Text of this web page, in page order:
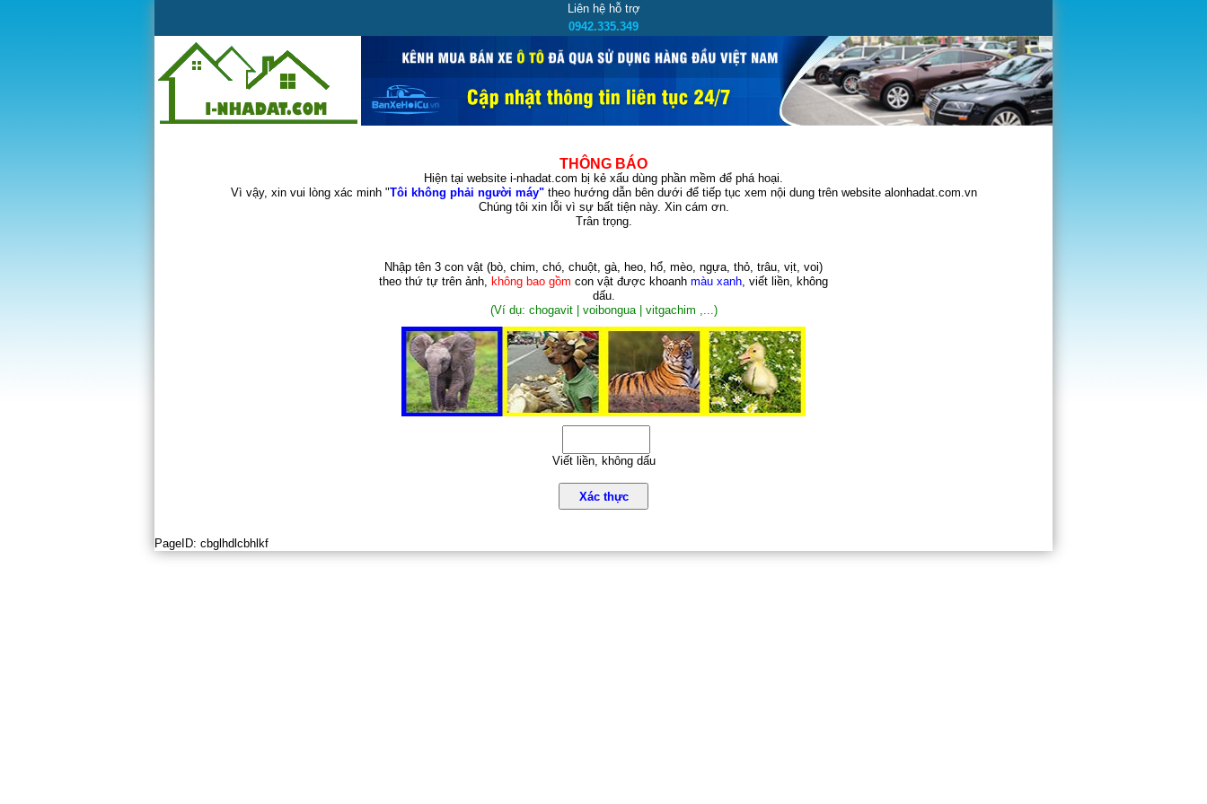
Liên hệ hỗ trợ
0942.335.349
THÔNG BÁO
Hiện tại website i-nhadat.com bị kẻ xấu dùng phần mềm để phá hoại.
Vì vậy, xin vui lòng xác minh "Tôi không phải người máy"theo hướng dẫn bên dưới để tiếp tục xem nội dung trên website alonhadat.com.vn
Chúng tôi xin lỗi vì sự bất tiện này. Xin cám ơn.
Trân trọng.
Nhập tên 3 con vật (bò, chim, chó, chuột, gà, heo, hổ, mèo, ngựa, thỏ, trâu, vịt, voi)
theo thứ tự trên ảnh, không bao gồm con vật được khoanh màu xanh, viết liền, không
dấu.
(Ví dụ: chogavit | voibongua | vitgachim ,...)
Viết liền, không dấu
Xác thực
PageID: cbglhdlcbhlkf